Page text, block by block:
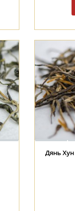
Дянь Хун